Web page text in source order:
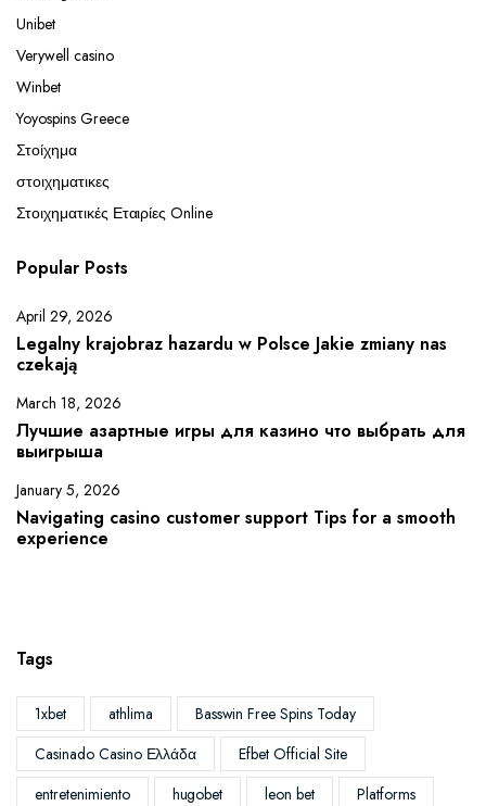
Unibet
Verywell casino
Winbet
Yoyospins Greece
Στοίχημα
στοιχηματικες
Στοιχηματικές Εταιρίες Online
Popular Posts
April 29, 2026
Legalny krajobraz hazardu w Polsce Jakie zmiany nas
czekają
March 18, 2026
Лучшие азартные игры для казино что выбрать для
выигрыша
January 5, 2026
Navigating casino customer support Tips for a smooth
experience
Tags
1xbet athlima
Basswin Free Spins Today
Casinado Casino Ελλάδα
Efbet Official Site
entretenimiento
hugobet leon bet
Platforms